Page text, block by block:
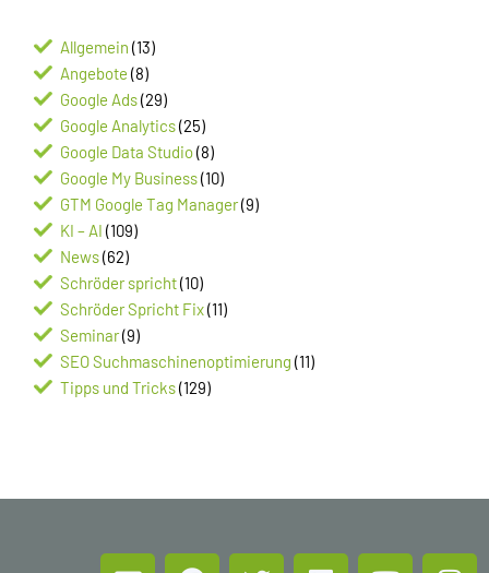
Allgemein (13)
Angebote (8)
Google Ads(29)
Google Analytics(25)
Google Data Studio(8)
Google My Business(10)
GTM Google Tag Manager(9)
KI – AI (109)
News(62)
Schröder spricht(10)
Schröder Spricht Fix(11)
Seminar(9)
SEO Suchmaschinenoptimierung (11)
Tipps und Tricks(129)